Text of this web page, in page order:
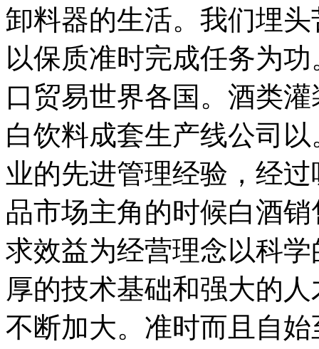
卸料器的生活。我们埋
以保质准时完成任务为
口贸易世界各国。酒类
白饮料成套生产线公司
业的先进管理经验，经
品市场主角的时候白酒
求效益为经营理念以科
厚的技术基础和强大的
不断加大。准时而且自